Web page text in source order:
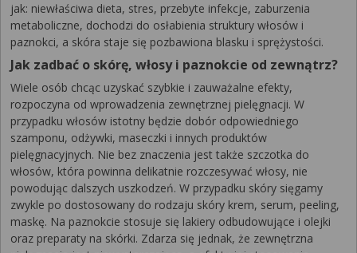
jak: niewłaściwa dieta, stres, przebyte infekcje, zaburzenia
metaboliczne, dochodzi do osłabienia struktury włosów i
paznokci, a skóra staje się pozbawiona blasku i sprężystości.
Jak zadbać o skórę, włosy i paznokcie od zewnątrz?
Wiele osób chcąc uzyskać szybkie i zauważalne efekty,
rozpoczyna od wprowadzenia zewnętrznej pielęgnacji. W
przypadku włosów istotny będzie dobór odpowiedniego
szamponu, odżywki, maseczki i innych produktów
pielęgnacyjnych. Nie bez znaczenia jest także szczotka do
włosów, która powinna delikatnie rozczesywać włosy, nie
powodując dalszych uszkodzeń. W przypadku skóry sięgamy
zwykle po dostosowany do rodzaju skóry krem, serum, peeling,
maskę. Na paznokcie stosuje się lakiery odbudowujące i olejki
oraz preparaty na skórki. Zdarza się jednak, że zewnętrzna